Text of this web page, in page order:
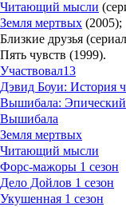
Читающий мысли
Земля мертвых (2005);
Близкие друзья
Пять чувств (1999).
Участвовал13
Дэвид Боуи: История
Вышибала: Эпический
Вышибала
Земля мертвых
Читающий мысли
Форс-мажоры 1 сезон
Дело Дойлов 1 сезон
Укушенная 1 сезон